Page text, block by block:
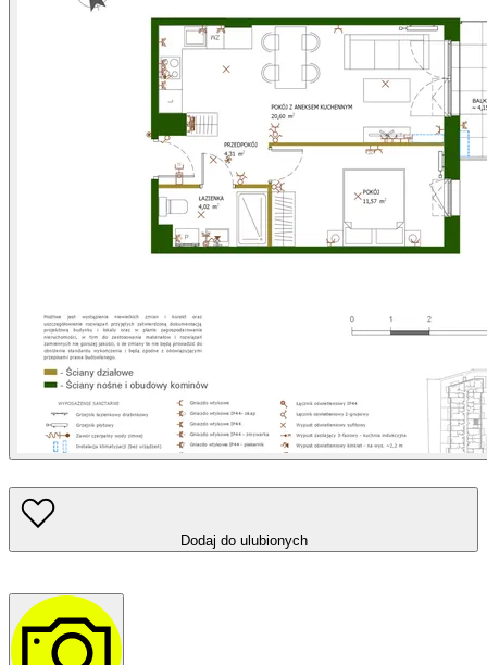
Dodaj do ulubionych